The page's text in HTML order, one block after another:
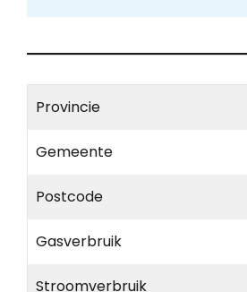
Provincie
Gemeente
Postcode
Gasverbruik
Stroomverbruik